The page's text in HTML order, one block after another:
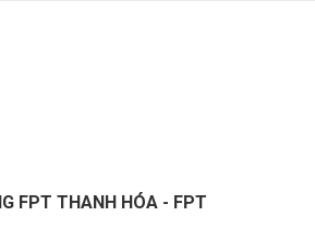
FPT THANH HÓA - FPT